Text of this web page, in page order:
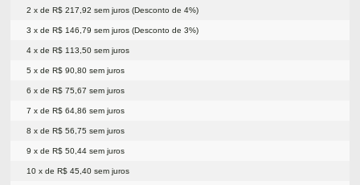
2 x de R$ 217,92 sem juros (Desconto de 4%)
3 x de R$ 146,79 sem juros (Desconto de 3%)
4 x de R$ 113,50 sem juros
5 x de R$ 90,80 sem juros
6 x de R$ 75,67 sem juros
7 x de R$ 64,86 sem juros
8 x de R$ 56,75 sem juros
9 x de R$ 50,44 sem juros
10 x de R$ 45,40 sem juros